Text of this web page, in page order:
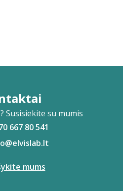
Susisiekite su mumis
667 80 541
mums